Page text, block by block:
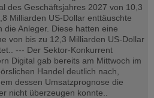
des Geschäftsjahres 2027 von 10,3
Milliarden US-Dollar enttäuschte
die Anleger. Diese hatten eine
von bis zu 12,3 Milliarden US-Dollar
--- Der Sektor-Konkurrent
Digital gab bereits am Mittwoch im
Handel deutlich nach,
dessen Umsatzprognose die
nicht überzeugen konnte..